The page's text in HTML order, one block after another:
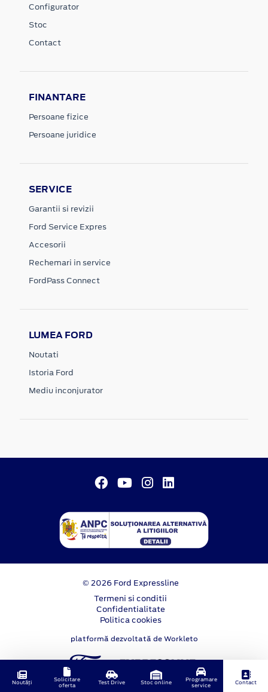
Configurator
Stoc
Contact
FINANTARE
Persoane fizice
Persoane juridice
SERVICE
Garantii si revizii
Ford Service Expres
Accesorii
Rechemari in service
FordPass Connect
LUMEA FORD
Noutati
Istoria Ford
Mediu inconjurator
© 2026 Ford Expressline
Termeni si conditii
Confidentialitate
Politica cookies
platformă dezvoltată de Workleto
Noutăți
Solicitare
oferta
Test Drive Stoc online
Programare
service
Contact